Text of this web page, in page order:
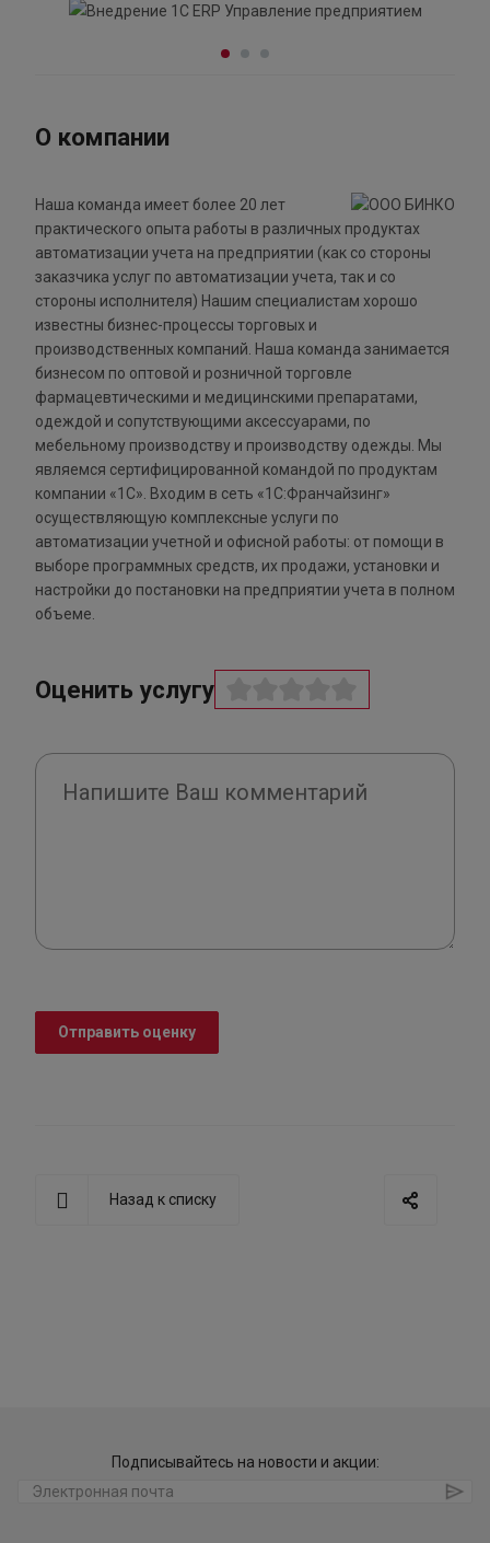
О компании
Наша команда имеет более 20 лет
практического опыта работы в различных продуктах
автоматизации учета на предприятии (как со стороны
заказчика услуг по автоматизации учета, так и со
стороны исполнителя) Нашим специалистам хорошо
известны бизнес-процессы торговых и
производственных компаний. Наша команда занимается
бизнесом по оптовой и розничной торговле
фармацевтическими и медицинскими препаратами,
одеждой и сопутствующими аксессуарами, по
мебельному производству и производству одежды. Мы
являемся сертифицированной командой по продуктам
компании «1С». Входим в сеть «1С:Франчайзинг»
осуществляющую комплексные услуги по
автоматизации учетной и офисной работы: от помощи в
выборе программных средств, их продажи, установки и
настройки до постановки на предприятии учета в полном
объеме.
Оценить услугу
Отправить оценку
Назад к списку
Подписывайтесь на новости и акции: